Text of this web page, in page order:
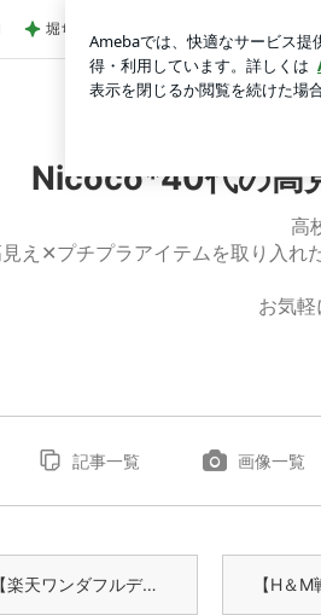
店直後に握り締めた夏のお出掛
堀ちえみ 母の思い出の朝チャーハン
Nicoco*40代の高
高
え✕プチプラアイテムを取り入れ
お気
記事一覧 画像一覧
【楽天ワンダフルデー】え！！？セールで114円のマキシスカート！！他にも衝撃価格多数ー♡♡